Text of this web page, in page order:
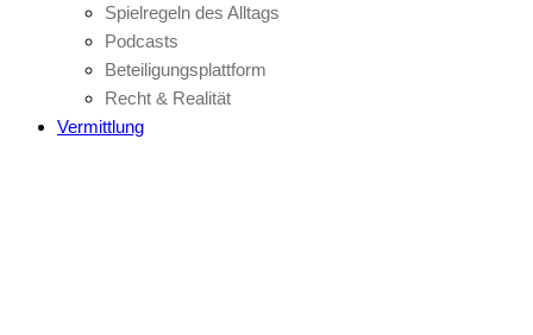
Spielregeln des Alltags
Podcasts
Beteiligungsplattform
Recht & Realität
Vermittlung